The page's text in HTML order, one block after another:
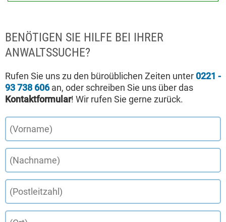
BENÖTIGEN SIE HILFE BEI IHRER
ANWALTSSUCHE?
Rufen Sie uns zu den büroüblichen Zeiten unter 0221 -
93 738 606an, oder schreiben Sie uns über das
Kontaktformular! Wir rufen Sie gerne zurück.